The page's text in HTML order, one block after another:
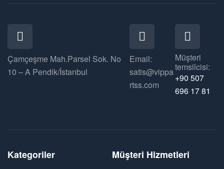
Çamçeşme Mah.Parsel Sok. No
10 – A Pendik/İstanbul
Email:
satis@vippa
rtss.com
Müşteri
temsilcisi:
+90 507
696 17 81
Kategoriler Müşteri Hizmetleri